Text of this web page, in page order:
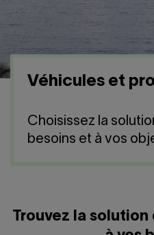
Notre Impact
Accueil
Véhicules et
Choisissez la
besoins et à vos
Trouvez la